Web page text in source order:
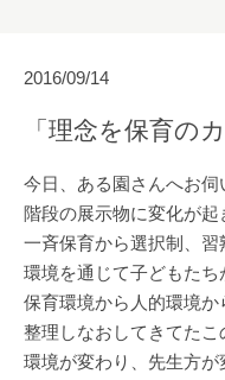
2016/09/14
「理念を保育の
今日、ある園さんへお伺
階段の展示物に変化が起
一斉保育から選択制、習
環境を通じて子どもたち
保育環境から人的環境か
整理しなおしてきてたこ
環境が変わり、先生方が